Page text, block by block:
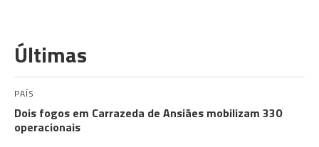
Últimas
PAÍS
Dois fogos em Carrazeda de Ansiães mobilizam 330
operacionais